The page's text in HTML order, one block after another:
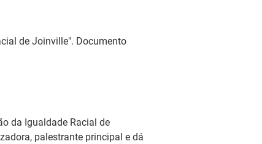
de Joinville". Documento
da Igualdade Racial de
palestrante principal e dá